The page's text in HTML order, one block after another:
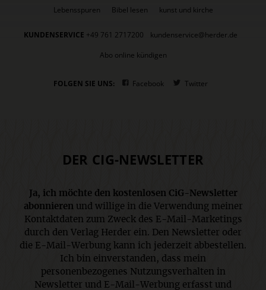
Lebensspuren
Bibel lesen kunst und kirche
KUNDENSERVICE +49 761 2717200
kundenservice@herder.de
Abo online kündigen
FOLGEN SIE UNS: Facebook Twitter
DER CIG-NEWSLETTER
Ja, ich möchte den kostenlosen CiG-Newsletter
abonnieren und willige in die Verwendung meiner
Kontaktdaten zum Zweck des E-Mail-Marketings
durch den Verlag Herder ein. Den Newsletter oder
die E-Mail-Werbung kann ich jederzeit abbestellen.
Ich bin einverstanden, dass mein
personenbezogenes Nutzungsverhalten in
Newsletter und E-Mail-Werbung erfasst und